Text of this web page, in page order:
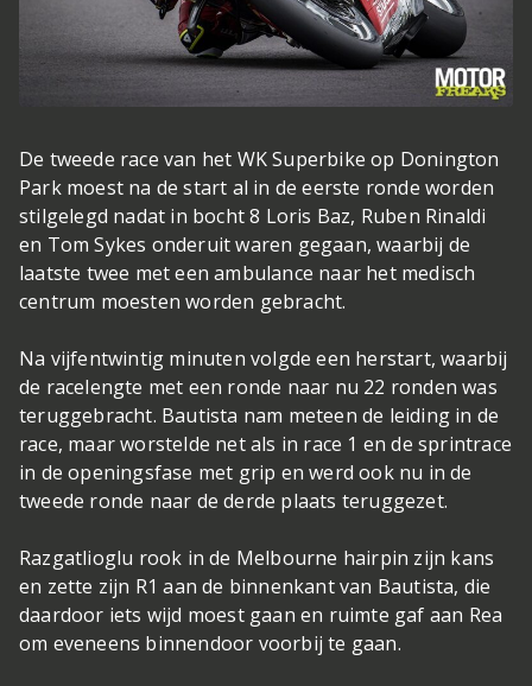
De tweede race van het WK Superbike op Donington
Park moest na de start al in de eerste ronde worden
stilgelegd nadat in bocht 8 Loris Baz, Ruben Rinaldi
en Tom Sykes onderuit waren gegaan, waarbij de
laatste twee met een ambulance naar het medisch
centrum moesten worden gebracht.
Na vijfentwintig minuten volgde een herstart, waarbij
de racelengte met een ronde naar nu 22 ronden was
teruggebracht. Bautista nam meteen de leiding in de
race, maar worstelde net als in race 1 en de sprintrace
in de openingsfase met grip en werd ook nu in de
tweede ronde naar de derde plaats teruggezet.
Razgatlioglu rook in de Melbourne hairpin zijn kans
en zette zijn R1 aan de binnenkant van Bautista, die
daardoor iets wijd moest gaan en ruimte gaf aan Rea
om eveneens binnendoor voorbij te gaan.